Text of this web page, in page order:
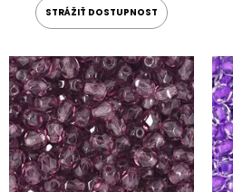
STRÁŽIŤ DOSTUPNOST